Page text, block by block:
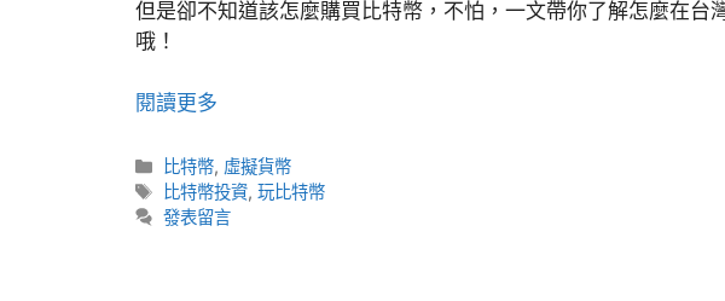
但是卻不知道該怎麼購買比特幣，不怕，一文帶你了解怎麼在台
哦！
閱讀更多
分
類
比特幣, 虛擬貨幣
標
籤
比特幣投資,玩比特幣
發表留言